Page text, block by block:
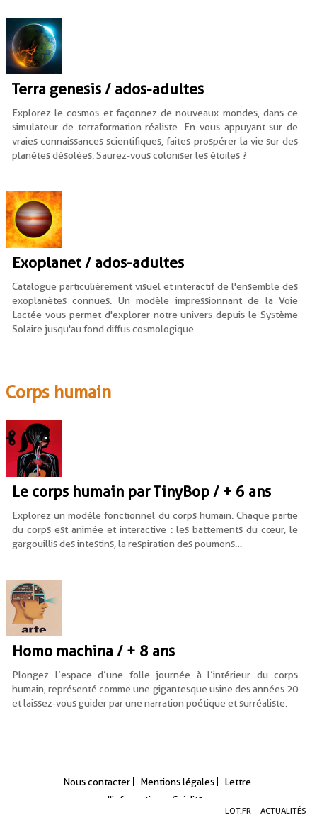
LOT.FR ACTUALITÉS
Terra genesis / ados-adultes
Explorez le cosmos et façonnez de nouveaux mondes, dans ce
simulateur de terraformation réaliste. En vous appuyant sur de
vraies connaissances scientifiques, faites prospérer la vie sur des
planètes désolées. Saurez-vous coloniser les étoiles ?
Exoplanet / ados-adultes
Catalogue particulièrement visuel et interactif de l'ensemble des
exoplanètes connues. Un modèle impressionnant de la Voie
Lactée vous permet d'explorer notre univers depuis le Système
Solaire jusqu'au fond diffus cosmologique.
Corps humain
Le corps humain par TinyBop / + 6 ans
Explorez un modèle fonctionnel du corps humain. Chaque partie
du corps est animée et interactive : les battements du cœur, le
gargouillis des intestins, la respiration des poumons…
Homo machina / + 8 ans
Plongez l’espace d’une folle journée à l’intérieur du corps
humain, représenté comme une gigantesque usine des années 20
et laissez-vous guider par une narration poétique et surréaliste.
Nous contacter Mentions légales
Lettre
d'information
Crédits